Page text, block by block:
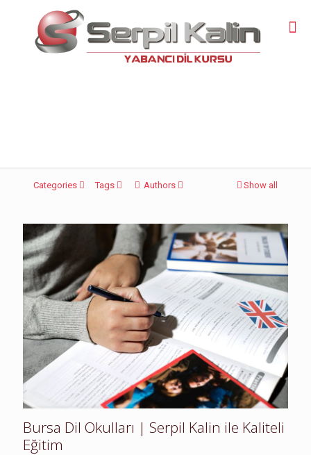
Categories Tags Authors Show all
Bursa Dil Okulları | Serpil Kalin ile Kaliteli
Eğitim